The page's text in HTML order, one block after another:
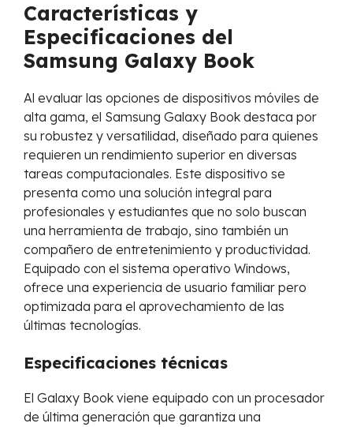
Características y
Especificaciones del
Samsung Galaxy Book
Al evaluar las opciones de dispositivos móviles de
alta gama, el Samsung Galaxy Book destaca por
su robustez y versatilidad, diseñado para quienes
requieren un rendimiento superior en diversas
tareas computacionales. Este dispositivo se
presenta como una solución integral para
profesionales y estudiantes que no solo buscan
una herramienta de trabajo, sino también un
compañero de entretenimiento y productividad.
Equipado con el sistema operativo Windows,
ofrece una experiencia de usuario familiar pero
optimizada para el aprovechamiento de las
últimas tecnologías.
Especificaciones técnicas
El Galaxy Book viene equipado con un procesador
de última generación que garantiza una